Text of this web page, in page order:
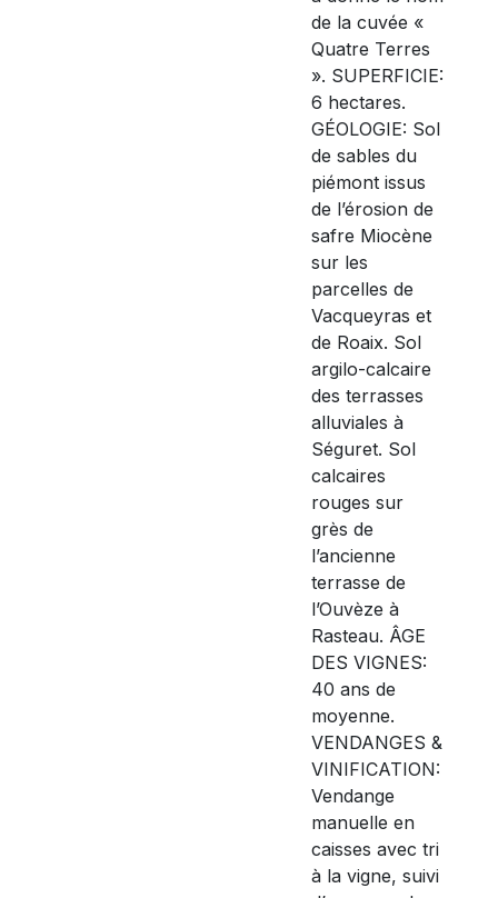
de la cuvée «
Quatre Terres
». SUPERFICIE:
6 hectares.
GÉOLOGIE: Sol
de sables du
piémont issus
de l’érosion de
safre Miocène
sur les
parcelles de
Vacqueyras et
de Roaix. Sol
argilo-calcaire
des terrasses
alluviales à
Séguret. Sol
calcaires
rouges sur
grès de
l’ancienne
terrasse de
l’Ouvèze à
Rasteau. ÂGE
DES VIGNES:
40 ans de
moyenne.
VENDANGES &
VINIFICATION:
Vendange
manuelle en
caisses avec tri
à la vigne, suivi